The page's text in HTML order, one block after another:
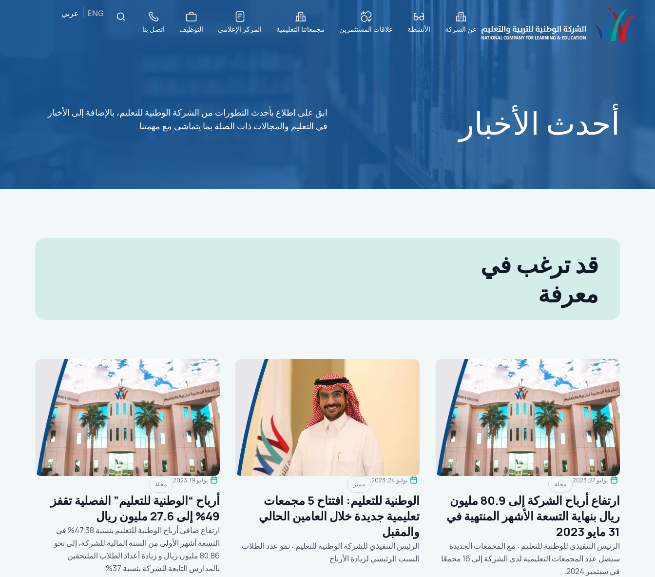
عن الشركة الأنشطة علاقات المستثمرين مجمعاتنا التعليمية المركز الإعلامي التوظيف اتصل بنا
ENG عربي
أحدث الأخبار
ابق على اطلاع بأحدث التطورات من الشركة الوطنية للتعليم، بالإضافة إلى الأخبار
في التعليم والمجالات ذات الصلة بما يتماشى مع مهمتنا.
قد ترغب في
معرفة
يوليو 27, 2023 مجلة
ارتفاع أرباح الشركة إلى 80.9 مليون
ريال بنهاية التسعة الأشهر المنتهية في
31 مايو 2023
الرئيس التنفيذي للوطنية للتعليم : مع المجمعات الجديدة
سيصل عدد المجمعات التعليمية لدى الشركة إلى 16 مجمعًا
في سبتمبر 2024.
يوليو 24, 2023 مميز
الوطنية للتعليم: افتتاح 5 مجمعات
تعليمية جديدة خلال العامين الحالي
والمقبل
الرئيس التنفيذي للشركة الوطنية للتعليم : نمو عدد الطلاب
السبب الرئيسي لزيادة الأرباح
يوليو 19, 2023 مجلة
أرباح “الوطنية للتعليم” الفصلية تقفز
49% إلى 27.6 مليون ريال
ارتفاع صافي أرباح الوطنية للتعليم بنسبة 47.38% في
التسعة أشهر الأولى من السنة المالية للشركة، إلى نحو
80.86 مليون ريال و زيادة أعداد الطلاب الملتحقين
بالمدارس التابعة للشركة بنسبة 37%